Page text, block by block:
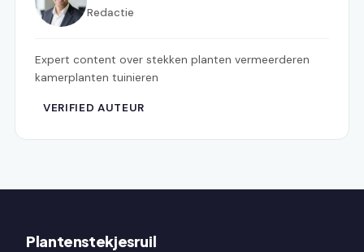
Redactie
Expert content over stekken planten vermeerderen
kamerplanten tuinieren
VERIFIED AUTEUR
Plantenstekjesruil